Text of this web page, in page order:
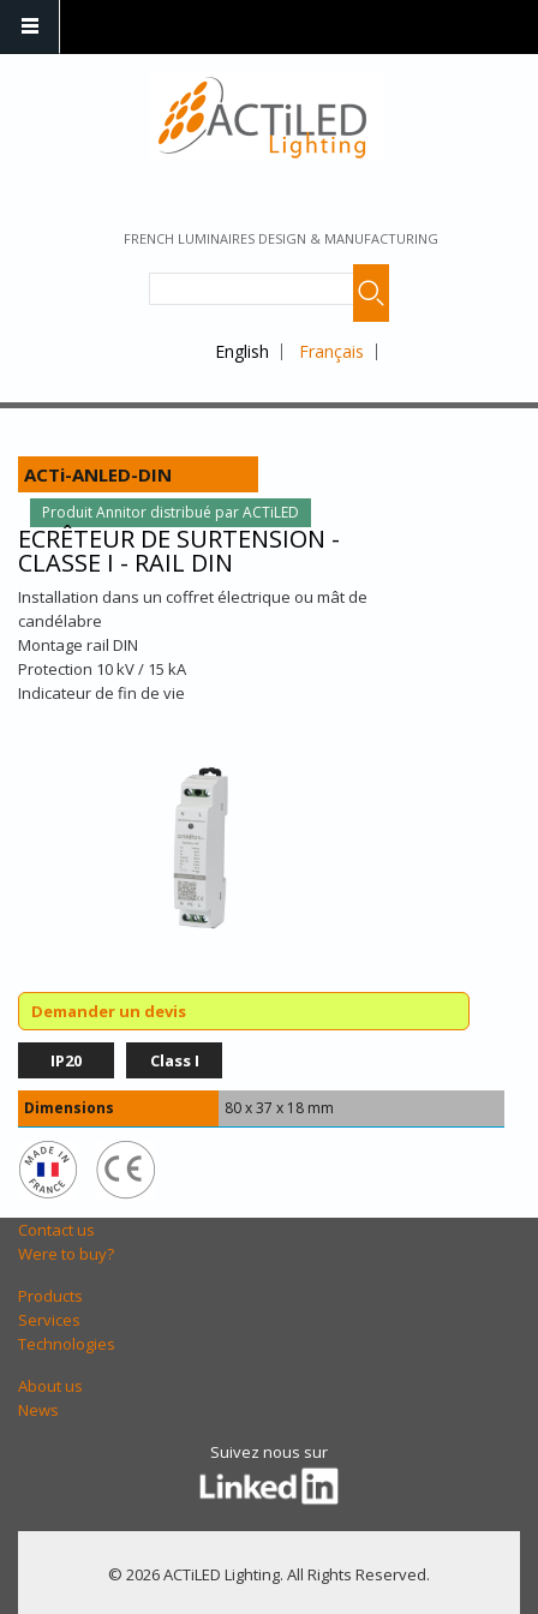
FRENCH LUMINAIRES DESIGN & MANUFACTURING
English Français
ACTi-ANLED-DIN
Produit Annitor distribué par ACTiLED
ECRÊTEUR DE SURTENSION -
CLASSE I - RAIL DIN
Installation dans un coffret électrique ou mât de
candélabre
Montage rail DIN
Protection 10 kV / 15 kA
Indicateur de fin de vie
Demander un devis
IP20 Class I
Dimensions 80 x 37 x 18 mm
Contact us
Were to buy?
Products
Services
Technologies
About us
News
Suivez nous sur
© 2026 ACTiLED Lighting. All Rights Reserved.